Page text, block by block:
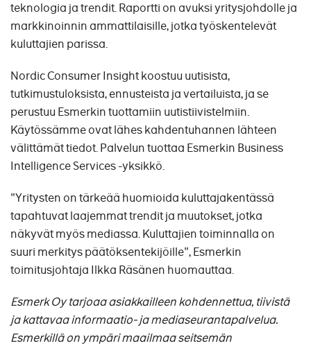
teknologia ja trendit. Raportti on avuksi yritysjohdolle ja
markkinoinnin ammattilaisille, jotka työskentelevät
kuluttajien parissa.
Nordic Consumer Insight koostuu uutisista,
tutkimustuloksista, ennusteista ja vertailuista, ja se
perustuu Esmerkin tuottamiin uutistiivistelmiin.
Käytössämme ovat lähes kahdentuhannen lähteen
välittämät tiedot. Palvelun tuottaa Esmerkin Business
Intelligence Services -yksikkö.
"Yritysten on tärkeää huomioida kuluttajakentässä
tapahtuvat laajemmat trendit ja muutokset, jotka
näkyvät myös mediassa. Kuluttajien toiminnalla on
suuri merkitys päätöksentekijöille", Esmerkin
toimitusjohtaja Ilkka Räsänen huomauttaa.
Esmerk Oy tarjoaa asiakkailleen kohdennettua, tiivistä
ja kattavaa informaatio- ja mediaseurantapalvelua.
Esmerkillä on ympäri maailmaa seitsemän